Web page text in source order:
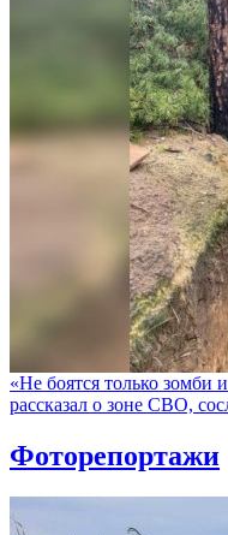
«Не боятся только
рассказал о зоне СВО,
Фоторепортажи